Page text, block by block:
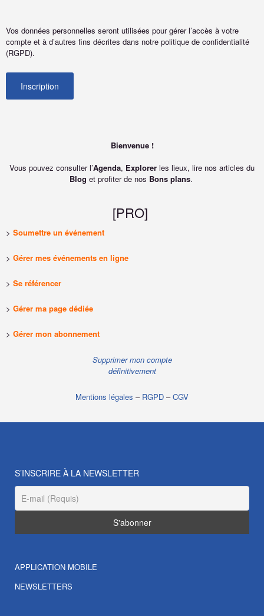
Vos données personnelles seront utilisées pour gérer l’accès à votre
compte et à d’autres fins décrites dans notre politique de confidentialité
(RGPD).
Bienvenue !
Vous pouvez consulter l’Agenda, Explorer les lieux, lire nos articles du
Blog et profiter de nos Bons plans.
[PRO]
> Soumettre un événement
> Gérer mes événements en ligne
> Se référencer
> Gérer ma page dédiée
> Gérer mon abonnement
Supprimer mon compte
définitivement
Mentions légales – RGPD –CGV
S’INSCRIRE À LA NEWSLETTER
APPLICATION MOBILE
NEWSLETTERS